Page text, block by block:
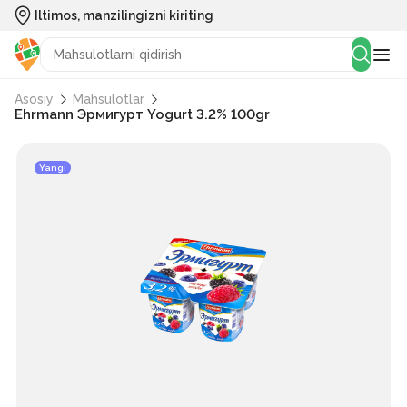
Iltimos, manzilingizni kiriting
Asosiy Mahsulotlar
Ehrmann Эрмигурт Yogurt 3.2% 100gr
Yangi